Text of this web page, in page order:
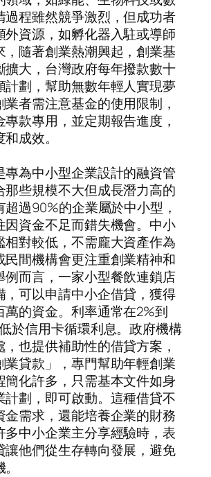
過程雖然競爭激烈，但成功者
外資源，如孵化器入駐或導師
，隨著創業熱潮興起，創業基
擴大，台灣政府每年撥款數十
計劃，幫助無數年輕人實現夢
者需注意基金的使用限制，
款專用，並定期報告進度，
成效。
專為中小型企業設計的融資管
那些規模不大但成長潛力高的
過90%的企業屬於中小型，
因資金不足而錯失機會。中小
相對較低，不需龐大資產作為
民間機構會更注重創業精神和
例而言，一家小型餐飲連鎖店
，可以申請中小企借貸，獲得
萬的資金。利率通常在2%到
於信用卡循環利息。政府機構
也提供補助性的借貸方案，
業貸款」，專門幫助年輕創業
簡化許多，只需基本文件如身
計劃，即可啟動。這種借貸不
金需求，還能培養企業的財務
多中小企業主分享經驗時，表
讓他們從生存轉向發展，避免